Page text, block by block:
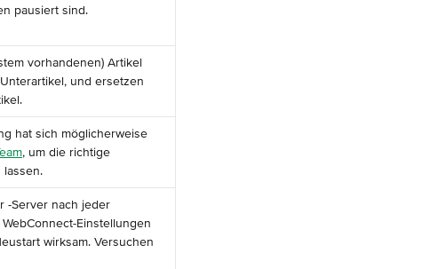
pausiert sind.
vorhandenen) Artikel
und ersetzen
hat sich möglicherweise
, um die richtige
lassen.
-Server nach jeder
Einstellungen
wirksam. Versuchen